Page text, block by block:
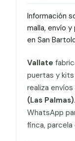
Información
malla, envío
en San
Vallate
puertas y
realiza
(Las Palmas)
WhatsApp
finca,